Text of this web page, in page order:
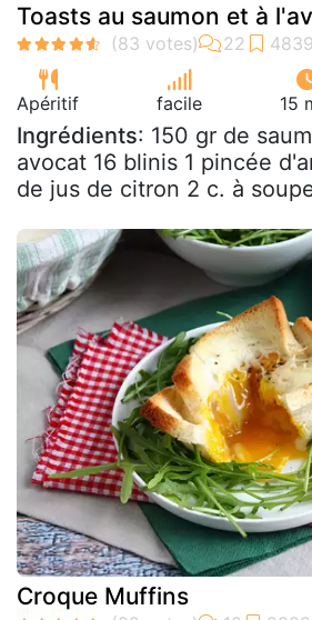
Toasts au saumon et à
Apéritif facile 15
Ingrédients: 150 gr de
avocat 16 blinis 1 pincée
de jus de citron 2 c. à
Croque Muffins